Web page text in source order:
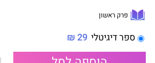
פרק ראשון
ספר דיגיטלי 29 ₪